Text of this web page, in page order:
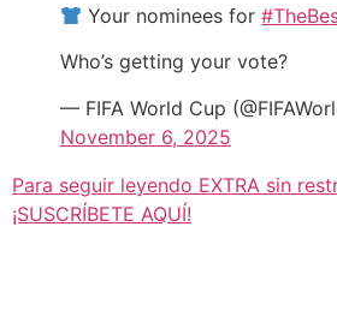
Your nominees for
Who’s getting your vote?
— FIFA World Cup
November 6, 2025
Para seguir leyendo EXTRA sin
¡SUSCRÍBETE AQUÍ!